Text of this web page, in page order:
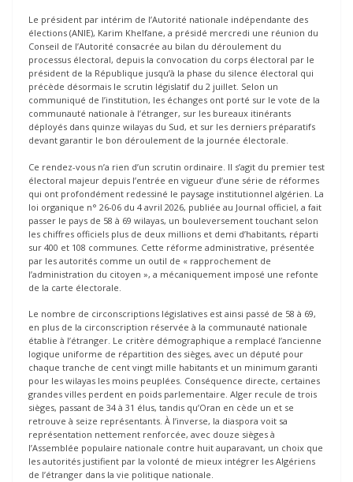
Le président par intérim de l’Autorité nationale indépendante des
élections (ANIE), Karim Khelfane, a présidé mercredi une réunion du
Conseil de l’Autorité consacrée au bilan du déroulement du
processus électoral, depuis la convocation du corps électoral par le
président de la République jusqu’à la phase du silence électoral qui
précède désormais le scrutin législatif du 2 juillet. Selon un
communiqué de l’institution, les échanges ont porté sur le vote de la
communauté nationale à l’étranger, sur les bureaux itinérants
déployés dans quinze wilayas du Sud, et sur les derniers préparatifs
devant garantir le bon déroulement de la journée électorale.
Ce rendez-vous n’a rien d’un scrutin ordinaire. Il s’agit du premier test
électoral majeur depuis l’entrée en vigueur d’une série de réformes
qui ont profondément redessiné le paysage institutionnel algérien. La
loi organique n° 26-06 du 4 avril 2026, publiée au Journal officiel, a fait
passer le pays de 58 à 69 wilayas, un bouleversement touchant selon
les chiffres officiels plus de deux millions et demi d’habitants, réparti
sur 400 et 108 communes. Cette réforme administrative, présentée
par les autorités comme un outil de « rapprochement de
l’administration du citoyen », a mécaniquement imposé une refonte
de la carte électorale.
Le nombre de circonscriptions législatives est ainsi passé de 58 à 69,
en plus de la circonscription réservée à la communauté nationale
établie à l’étranger. Le critère démographique a remplacé l’ancienne
logique uniforme de répartition des sièges, avec un député pour
chaque tranche de cent vingt mille habitants et un minimum garanti
pour les wilayas les moins peuplées. Conséquence directe, certaines
grandes villes perdent en poids parlementaire. Alger recule de trois
sièges, passant de 34 à 31 élus, tandis qu’Oran en cède un et se
retrouve à seize représentants. À l’inverse, la diaspora voit sa
représentation nettement renforcée, avec douze sièges à
l’Assemblée populaire nationale contre huit auparavant, un choix que
les autorités justifient par la volonté de mieux intégrer les Algériens
de l’étranger dans la vie politique nationale.